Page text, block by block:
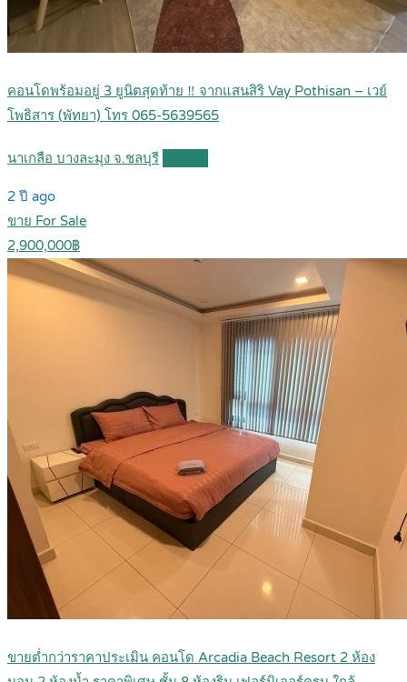
คอนโดพร้อมอยู่ 3 ยูนิตสุดท้าย ‼️ จากแสนสิริ Vay Pothisan – เวย์
โพธิสาร (พัทยา) โทร 065-5639565
นาเกลือ บางละมุง จ.ชลบุรี
2 ปี ago
ขาย For Sale
2,900,000฿
ขายต่ำกว่าราคาประเมิน คอนโด Arcadia Beach Resort 2 ห้อง